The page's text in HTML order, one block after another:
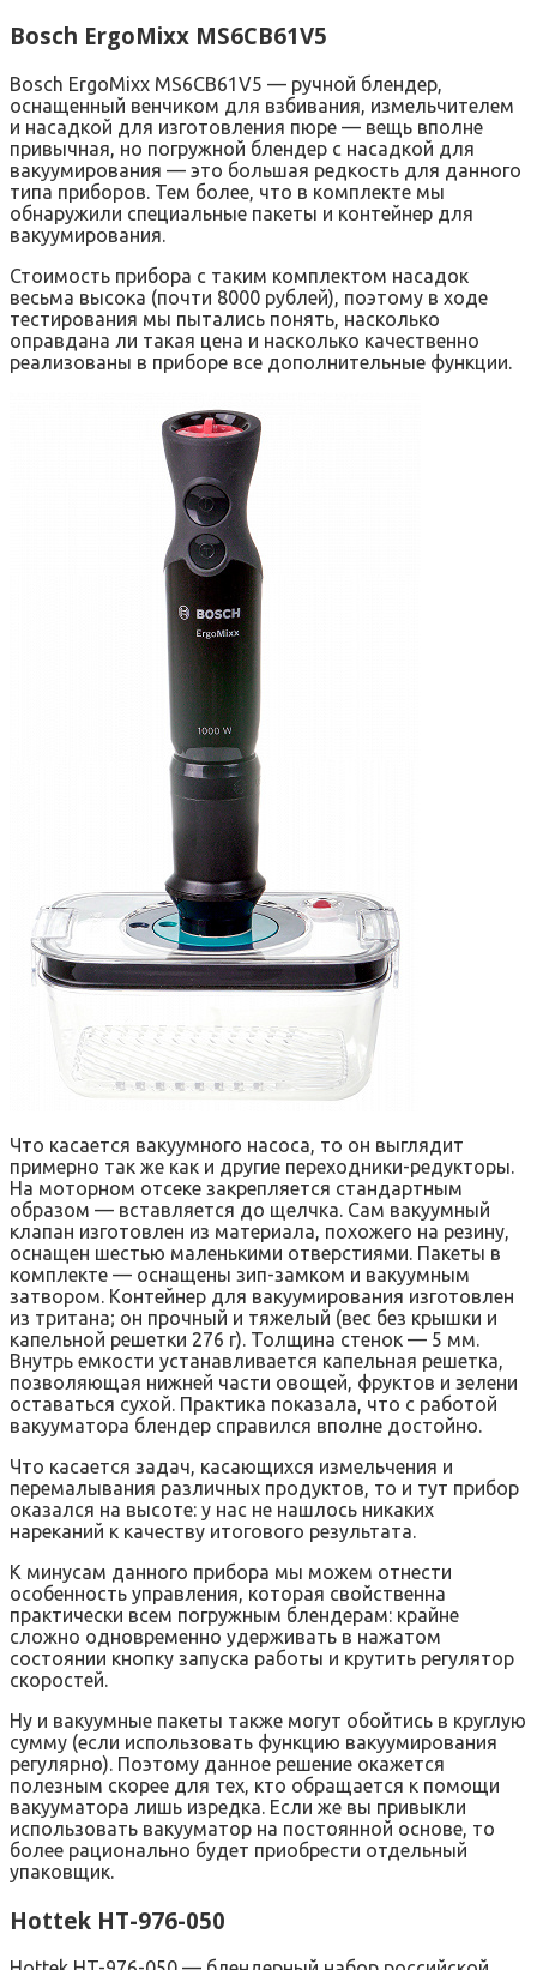
Bosch ErgoMixx MS6CB61V5
Bosch ErgoMixx MS6CB61V5 — ручной блендер,
оснащенный венчиком для взбивания, измельчителем
и насадкой для изготовления пюре — вещь вполне
привычная, но погружной блендер с насадкой для
вакуумирования — это большая редкость для данного
типа приборов. Тем более, что в комплекте мы
обнаружили специальные пакеты и контейнер для
вакуумирования.
Стоимость прибора с таким комплектом насадок
весьма высока (почти 8000 рублей), поэтому в ходе
тестирования мы пытались понять, насколько
оправдана ли такая цена и насколько качественно
реализованы в приборе все дополнительные функции.
Что касается вакуумного насоса, то он выглядит
примерно так же как и другие переходники-редукторы.
На моторном отсеке закрепляется стандартным
образом — вставляется до щелчка. Сам вакуумный
клапан изготовлен из материала, похожего на резину,
оснащен шестью маленькими отверстиями. Пакеты в
комплекте — оснащены зип-замком и вакуумным
затвором. Контейнер для вакуумирования изготовлен
из тритана; он прочный и тяжелый (вес без крышки и
капельной решетки 276 г). Толщина стенок — 5 мм.
Внутрь емкости устанавливается капельная решетка,
позволяющая нижней части овощей, фруктов и зелени
оставаться сухой. Практика показала, что с работой
вакууматора блендер справился вполне достойно.
Что касается задач, касающихся измельчения и
перемалывания различных продуктов, то и тут прибор
оказался на высоте: у нас не нашлось никаких
нареканий к качеству итогового результата.
К минусам данного прибора мы можем отнести
особенность управления, которая свойственна
практически всем погружным блендерам: крайне
сложно одновременно удерживать в нажатом
состоянии кнопку запуска работы и крутить регулятор
скоростей.
Ну и вакуумные пакеты также могут обойтись в круглую
сумму (если использовать функцию вакуумирования
регулярно). Поэтому данное решение окажется
полезным скорее для тех, кто обращается к помощи
вакууматора лишь изредка. Если же вы привыкли
использовать вакууматор на постоянной основе, то
более рационально будет приобрести отдельный
упаковщик.
Hottek HT-976-050